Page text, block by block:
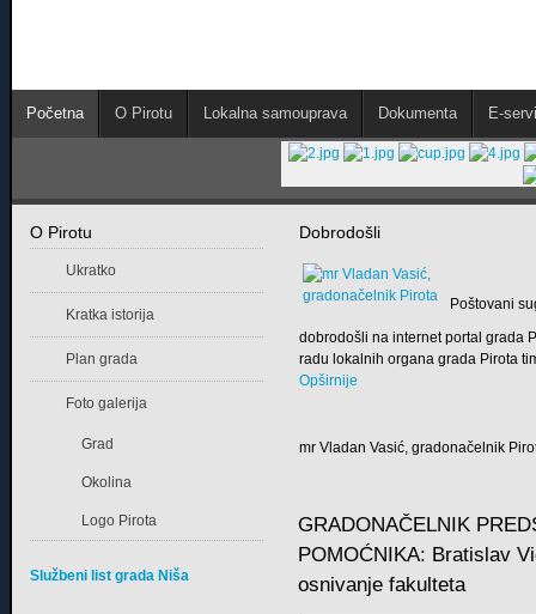
Početna O Pirotu Lokalna samouprava Dokumenta E-
Dobrodošli
Poštovani
dobrodošli na internet portal grada
radu lokalnih organa grada Pirota
Opširnije
mr Vladan Vasić, gradonačelnik
GRADONAČELNIK
POMOĆNIKA: Bratislav
osnivanje fakulteta
O Pirotu
Ukratko
Kratka istorija
Plan grada
Foto galerija
Grad
Okolina
Logo Pirota
Službeni list grada Niša